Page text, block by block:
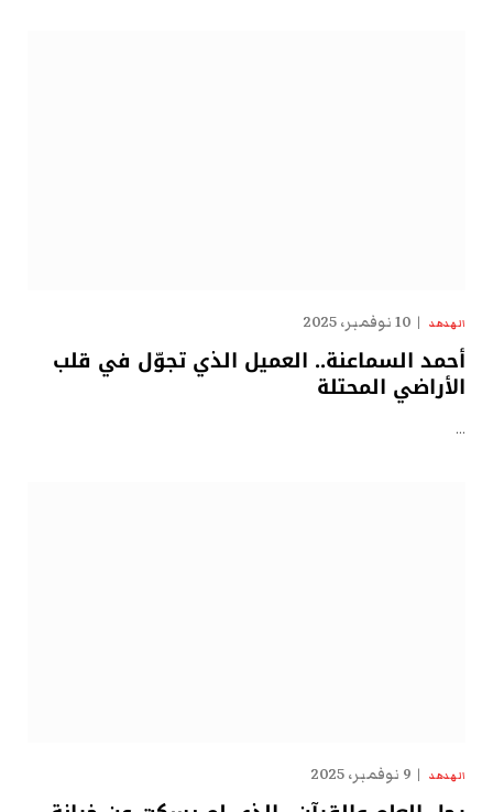
الهدهد 10 نوفمبر، 2025
أحمد السماعنة.. العميل الذي تجوّل في قلب
الأراضي المحتلة
…
الهدهد 9 نوفمبر، 2025